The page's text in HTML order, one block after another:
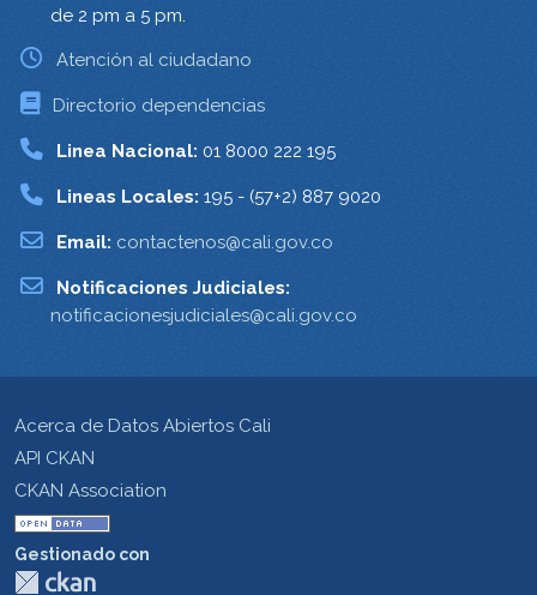
de 2 pm a 5 pm.
Atención al ciudadano
Directorio dependencias
Linea Nacional: 01 8000 222 195
Lineas Locales: 195 - (57+2) 887 9020
Email: contactenos@cali.gov.co
Notificaciones Judiciales:
notificacionesjudiciales@cali.gov.co
Acerca de Datos Abiertos Cali
API CKAN
CKAN Association
Gestionado con